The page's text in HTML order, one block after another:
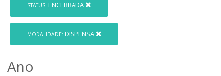
STATUS: ENCERRADA
MODALIDADE: DISPENSA
Ano